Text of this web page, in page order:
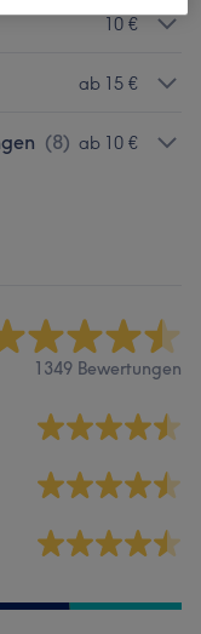
10 €
ab 15 €
(8) ab 10 €
1349 Bewertungen